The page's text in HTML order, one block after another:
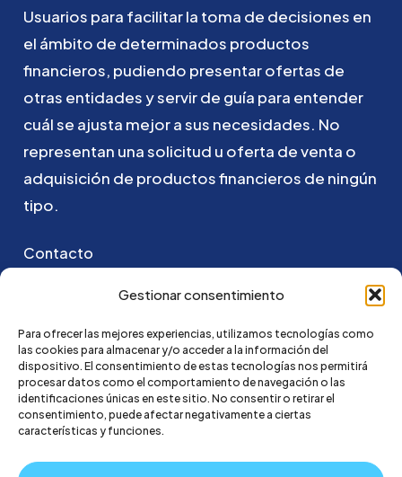
Gestionar consentimiento
Para ofrecer las mejores experiencias, utilizamos tecnologías como
las cookies para almacenar y/o acceder a la información del
dispositivo. El consentimiento de estas tecnologías nos permitirá
procesar datos como el comportamiento de navegación o las
identificaciones únicas en este sitio. No consentir o retirar el
consentimiento, puede afectar negativamente a ciertas
características y funciones.
Usuarios para facilitarla toma de decisiones en
el ámbito de determinados productos
financieros, pudiendo presentarofertas de
otras entidadesyservirde guía para entender
cuálse ajusta mejorasus necesidades. No
representan unasolicitud u oferta deventa o
adquisición de productosfinancieros de ningún
tipo.
Contacto
Puedes ponerte en contacto con nosotros
hola@credi4me.com